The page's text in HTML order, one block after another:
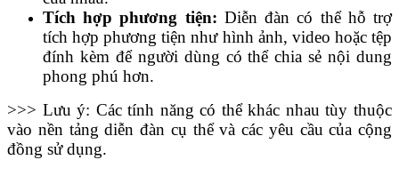
Tích hợp phương tiện: Diễn đàn có thể hỗ trợ
tích hợp phương tiện như hình ảnh, video hoặc tệp
đính kèm để người dùng có thể chia sẻ nội dung
phong phú hơn.
>>> Lưu ý: Các tính năng có thể khác nhau tùy thuộc
vào nền tảng diễn đàn cụ thể và các yêu cầu của cộng
đồng sử dụng.